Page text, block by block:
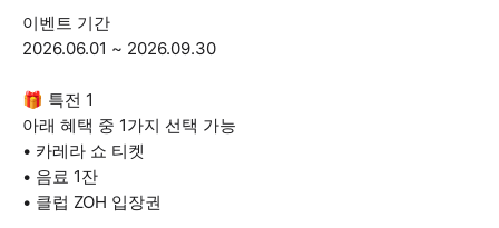
이벤트 기간
2026.06.01 ~ 2026.09.30
🎁 특전 1
아래 혜택 중 1가지 선택 가능
• 카레라 쇼 티켓
• 음료 1잔
• 클럽 ZOH 입장권